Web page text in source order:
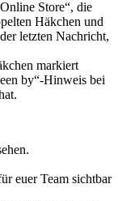
markiert
by“-Hinweis bei
euer Team sichtbar